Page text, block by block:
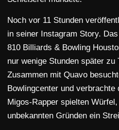
Noch vor 11 Stunden
in seiner Instagram Story.
810 Billiards & Bowling
nur wenige Stunden später zu
Zusammen mit Quavo
Bowlingcenter und verbrachte
Migos-Rapper spielten
unbekannten Gründen ein